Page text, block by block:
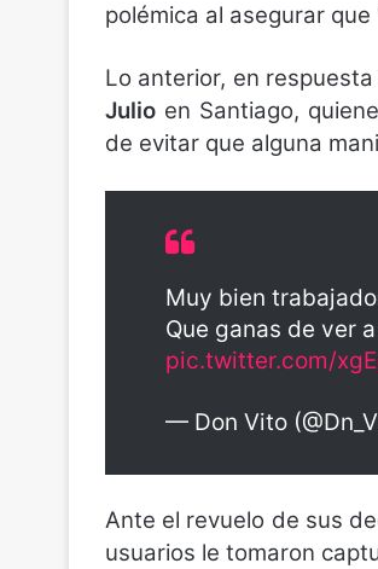
polémica al asegurar que
Lo anterior, en
Julio en Santiago,
de evitar que alguna
Muy bien
Que ganas de ver
pic.twitter.com/
— Don Vito
Ante el revuelo de sus
usuarios le tomaron